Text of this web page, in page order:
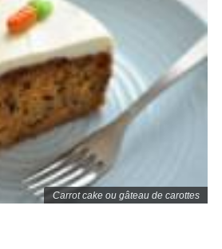
Carrot cake ou gâteau de carottes